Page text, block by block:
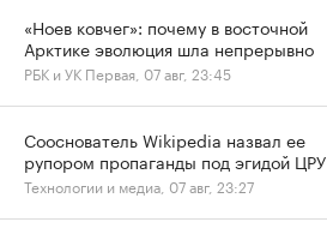
«Ноев ковчег»: почему в восточной
Арктике эволюция шла непрерывно
РБК и УК Первая, 07 авг, 23:45
Сооснователь Wikipedia назвал ее
рупором пропаганды под эгидой ЦРУ
Технологии и медиа, 07 авг, 23:27